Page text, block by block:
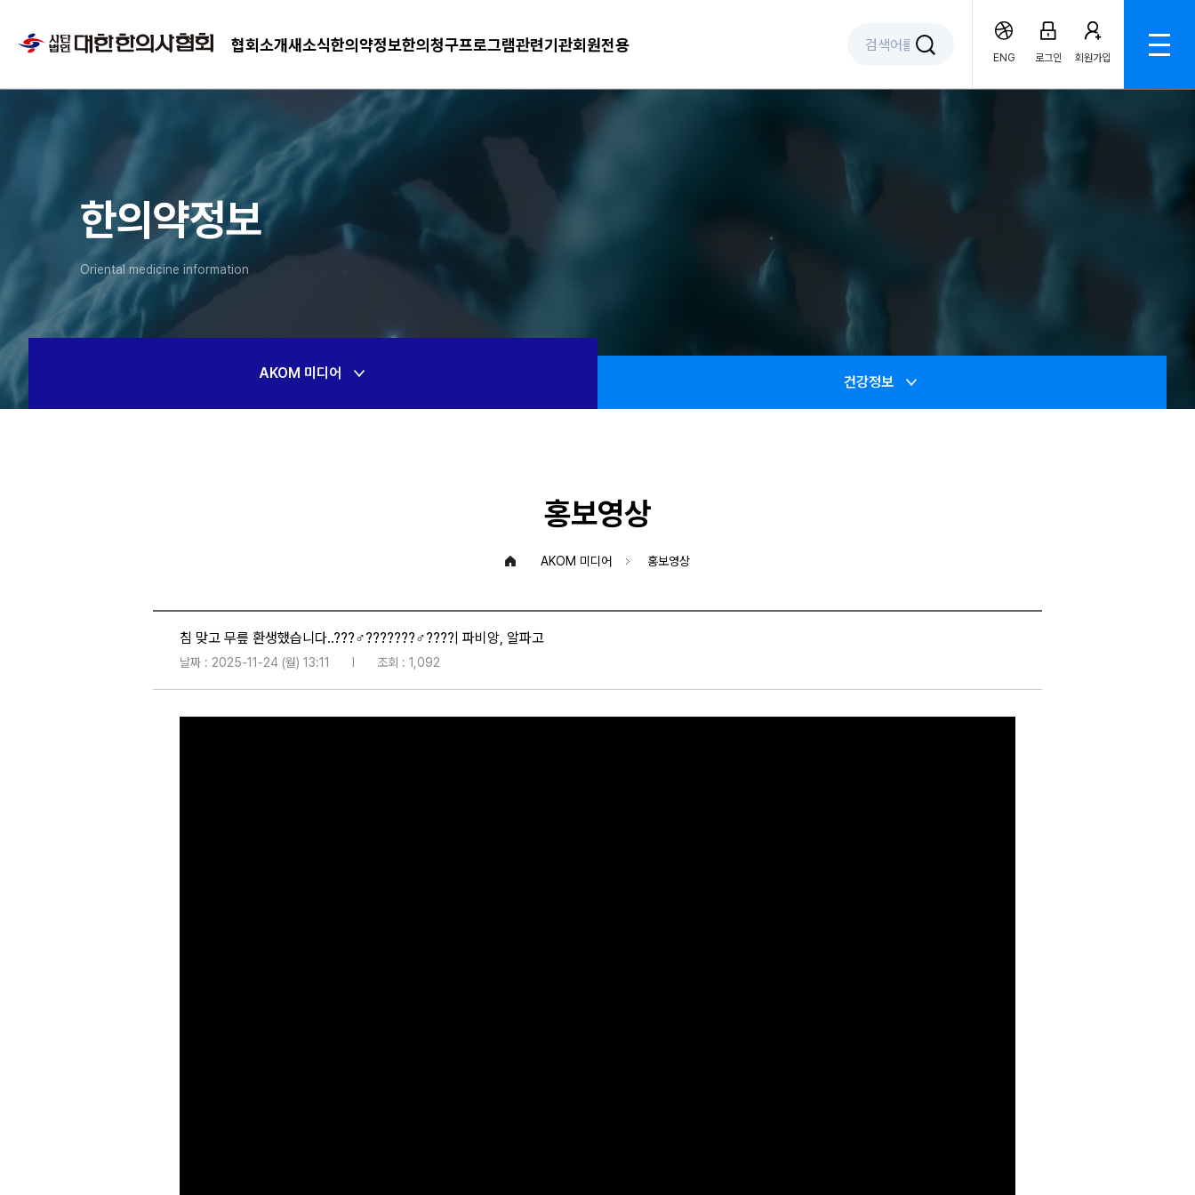
협회소개새소식한의약정보한의청구프로그램관련기관회원전용
ENG 로그인 회원가입
한의약정보
Oriental medicine information
AKOM 미디어
건강정보
홍보영상
AKOM 미디어 홍보영상
침 맞고 무릎 환생했습니다..???♂???????♂????| 파비앙, 알파고
날짜 : 2025-11-24 (월) 13:11 조회 : 1,092